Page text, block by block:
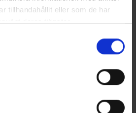
tillhandahållit eller som de har
deras tjänster.